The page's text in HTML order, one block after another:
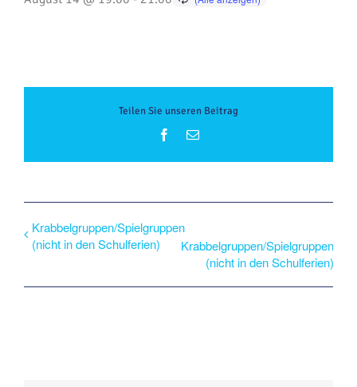
Teilen Sie unseren Beitrag
Facebook
E-
Krabbelgruppen/Spielgruppen
(nicht in den Schulferien)
Krabbelgruppen/Spielgruppen
(nicht in den Schulferien)